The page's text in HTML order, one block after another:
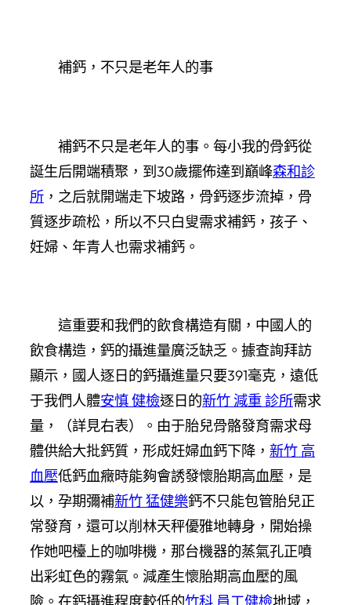
補鈣，不只是老年人的事
補鈣不只是老年人的事。每小我的骨鈣從
誕生后開端積聚，到30歲擺佈達到巔峰森和診
所 ，之后就開端走下坡路，骨鈣逐步流掉，骨
質逐步疏松，所以不只白叟需求補鈣，孩子、
妊婦、年青人也需求補鈣。
這重要和我們的飲食構造有關，中國人的
飲食構造，鈣的攝進量廣泛缺乏。據查詢拜訪
顯示，國人逐日的鈣攝進量只要391毫克，遠低
于我們人體安慎 健檢逐日的新竹 減重 診所需求
量，（詳見右表）。由于胎兒骨骼發育需求母
體供給大批鈣質，形成妊婦血鈣下降， 新竹 高
血壓低鈣血癥時能夠會誘發懷胎期高血壓，是
以，孕期彌補新竹 猛健樂鈣不只能包管胎兒正
常發育，還可以削林天秤優雅地轉身，開始操
作她吧檯上的咖啡機，那台機器的蒸氣孔正噴
出彩虹色的霧氣。減產生懷胎期高血壓的風